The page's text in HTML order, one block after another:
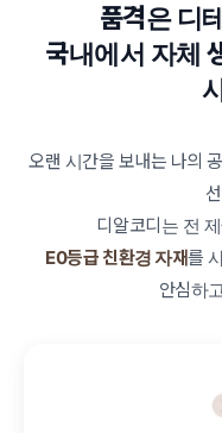
품격은 디
국내에서 자체
오랜 시간을 보내는 나의
디알코디는 전
E0등급 친환경 자재를
안심하